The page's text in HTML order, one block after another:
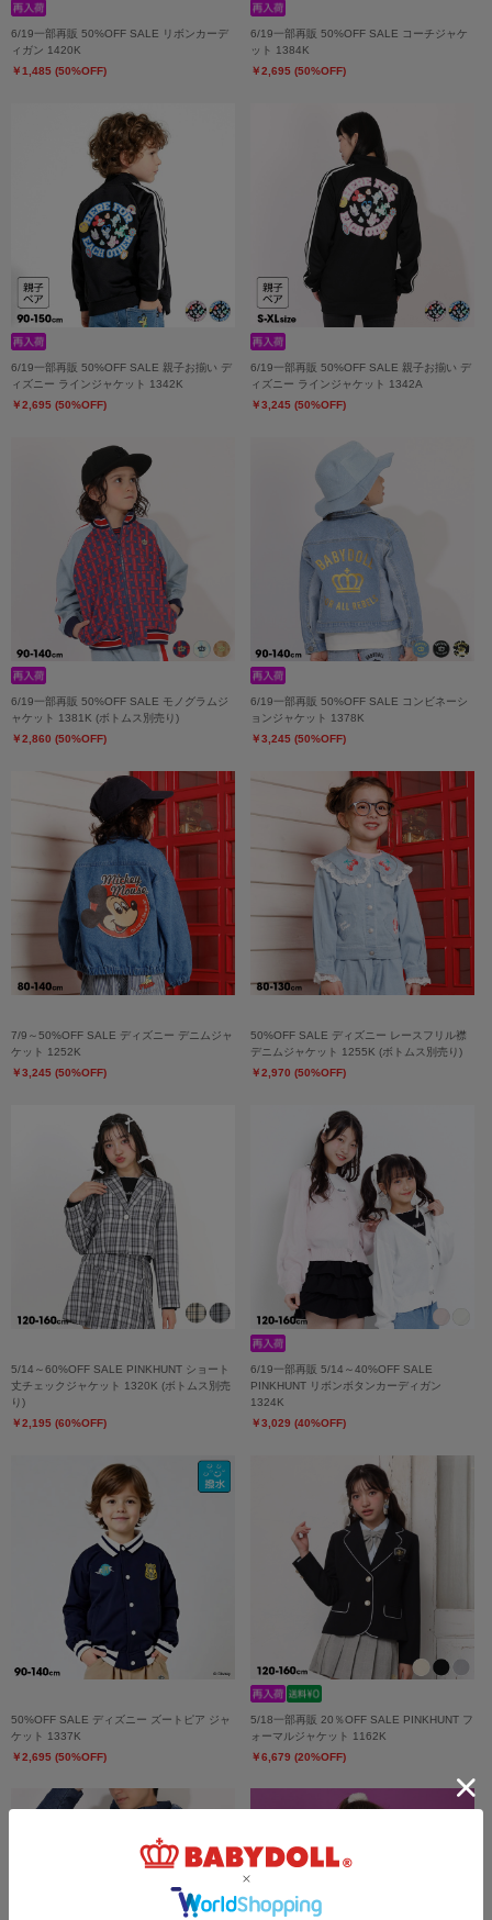
6/19一部再販 50%OFF SALE リボンカーデ
ィガン 1420K
￥1,485 (50%OFF)
6/19一部再販 50%OFF SALE コーチジャケ
ット 1384K
￥2,695 (50%OFF)
6/19一部再販 50%OFF SALE 親子お揃い デ
ィズニー ラインジャケット 1342K
￥2,695 (50%OFF)
6/19一部再販 50%OFF SALE 親子お揃い デ
ィズニー ラインジャケット 1342A
￥3,245 (50%OFF)
6/19一部再販 50%OFF SALE モノグラムジ
ャケット 1381K (ボトムス別売り)
￥2,860 (50%OFF)
6/19一部再販 50%OFF SALE コンビネーシ
ョンジャケット 1378K
￥3,245 (50%OFF)
7/9～50%OFF SALE ディズニー デニムジャ
ケット 1252K
￥3,245 (50%OFF)
50%OFF SALE ディズニー レースフリル襟
デニムジャケット 1255K (ボトムス別売り)
￥2,970 (50%OFF)
5/14～60%OFF SALE PINKHUNT ショート
丈チェックジャケット 1320K (ボトムス別売
り)
￥2,195 (60%OFF)
6/19一部再販 5/14～40%OFF SALE
PINKHUNT リボンボタンカーディガン
1324K
￥3,029 (40%OFF)
50%OFF SALE ディズニー ズートピア ジャ
ケット 1337K
￥2,695 (50%OFF)
5/18一部再販 20％OFF SALE PINKHUNT フ
ォーマルジャケット 1162K
￥6,679 (20%OFF)